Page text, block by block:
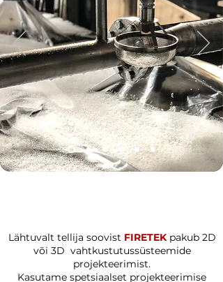
Lähtuvalt tellija soovist FIRETEKpakub 2D
või 3D vahtkustutussüsteemide
projekteerimist.
Kasutame spetsiaalset projekteerimise